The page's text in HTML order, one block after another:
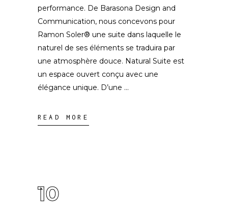
performance. De Barasona Design and
Communication, nous concevons pour
Ramon Soler® une suite dans laquelle le
naturel de ses éléments se traduira par
une atmosphère douce. Natural Suite est
un espace ouvert conçu avec une
élégance unique. D’une
READ MORE
10